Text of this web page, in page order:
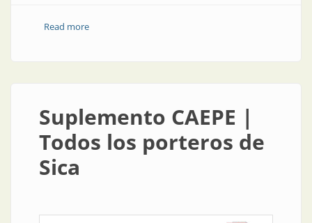
Read moreabout Producto | Descargador de sobretensión
Suplemento CAEPE |
Todos los porteros de
Sica